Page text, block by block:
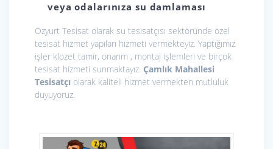
veya odalarınıza su damlaması
Özyurt Tesisat olarak su tesisatçısı sektöründe özel
tesisat hizmet yapıları hizmeti vermekteyiz. Yaptığımız
işler klozet tamir, onarım , montaj işlemleri ve birçok
tesisat hizmeti sunmaktayız. Çamlık Mahallesi
Tesisatçı olarak kaliteli hizmet vermekten mutluluk
duyuyoruz.